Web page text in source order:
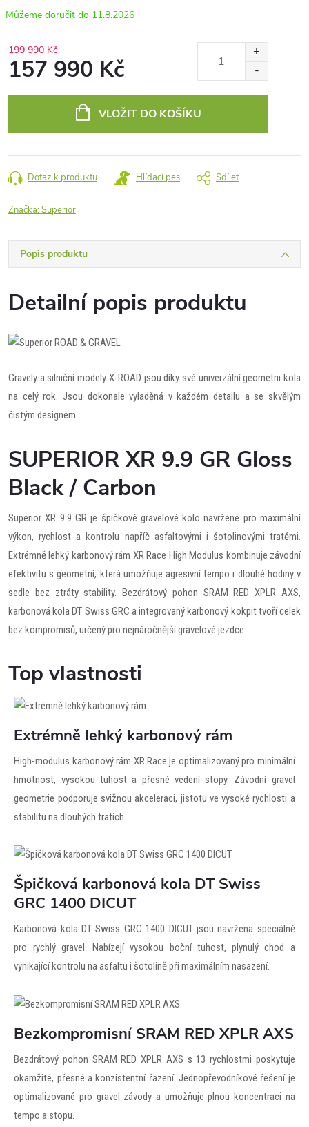
11.8.2026
199 990 Kč
157 990 Kč
VLOŽIT DO KOŠÍKU
Dotaz k produktu Hlídací pes Sdílet
Značka:Superior
Popis produktu
Detailní popis produktu
Gravely a silniční modely X-ROAD jsou díky své univerzální geometrii kola
na celý rok. Jsou dokonale vyladěná v každém detailu a se skvělým
čistým designem.
SUPERIOR XR 9.9 GR Gloss
Black / Carbon
Superior XR 9.9 GR je špičkové gravelové kolo navržené pro maximální
výkon, rychlost a kontrolu napříč asfaltovými i šotolinovými tratěmi.
Extrémně lehký karbonový rám XR Race High Modulus kombinuje závodní
efektivitu s geometrií, která umožňuje agresivní tempo i dlouhé hodiny v
sedle bez ztráty stability. Bezdrátový pohon SRAM RED XPLR AXS,
karbonová kola DT Swiss GRC a integrovaný karbonový kokpit tvoří celek
bez kompromisů, určený pro nejnáročnější gravelové jezdce.
Top vlastnosti
Extrémně lehký karbonový rám
High-modulus karbonový rám XR Race je optimalizovaný pro minimální
hmotnost, vysokou tuhost a přesné vedení stopy. Závodní gravel
geometrie podporuje svižnou akceleraci, jistotu ve vysoké rychlosti a
stabilitu na dlouhých tratích.
Špičková karbonová kola DT Swiss
GRC 1400 DICUT
Karbonová kola DT Swiss GRC 1400 DICUT jsou navržena speciálně
pro rychlý gravel. Nabízejí vysokou boční tuhost, plynulý chod a
vynikající kontrolu na asfaltu i šotolině při maximálním nasazení.
Bezkompromisní SRAM RED XPLR AXS
Bezdrátový pohon SRAM RED XPLR AXS s 13 rychlostmi poskytuje
okamžité, přesné a konzistentní řazení. Jednopřevodníkové řešení je
optimalizované pro gravel závody a umožňuje plnou koncentraci na
tempo a stopu.